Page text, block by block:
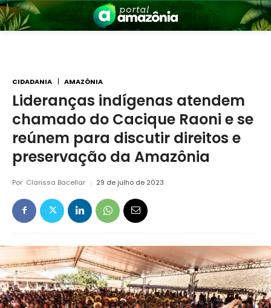
Amazônia
CIDADANIA AMAZÔNIA
Lideranças indígenas atendem
chamado do Cacique Raoni e se
reúnem para discutir direitos e
preservação da Amazônia
Por Clarissa Bacellar 29 de julho de 2023